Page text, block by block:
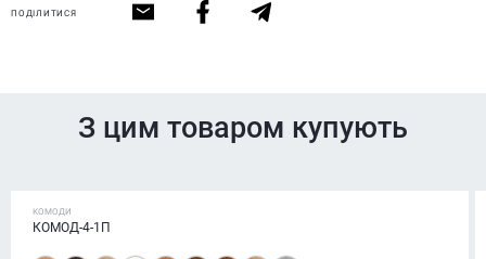
ПОДІЛИТИСЯ
З цим товаром купують
КОМОДИ
КОМОД-4-1П